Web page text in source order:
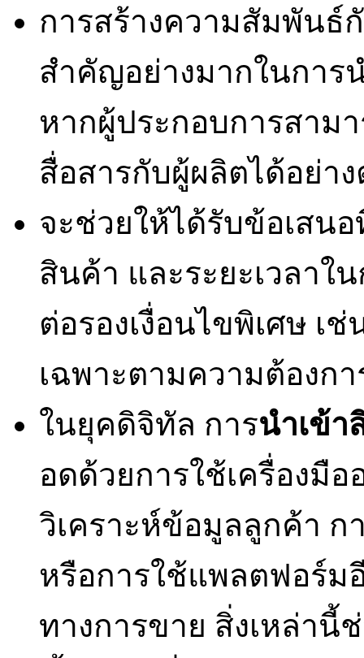
การสร้างความสัมพันธ์
สำคัญอย่างมากในการ
หากผู้ประกอบการสาม
สื่อสารกับผู้ผลิตได้อย่าง
จะช่วยให้ได้รับข้อเสน
สินค้า และระยะเวลาใ
ต่อรองเงื่อนไขพิเศษ เ
เฉพาะตามความต้องก
ในยุคดิจิทัล การนำเข้า
อดด้วยการใช้เครื่องมื
วิเคราะห์ข้อมูลลูกค้า
หรือการใช้แพลตฟอร์ม
ทางการขาย สิ่งเหล่านี้